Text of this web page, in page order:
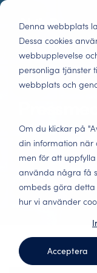
Denna webbplats
Dessa cookies
webbupplevelse
personliga tjänster
webbplats och
Om du klickar på
din information när
men för att
använda några få
ombeds göra detta
hur vi använder
Acceptera
Skip
main
content.
Tenant
Få ut maximalt
– ta reda på
kunderna tycker
Få ut maximalt
kunders
AktivBo
medarbetare
smartare
investeringar.
Underlag för
och
kunddrivet
ert
Insights
Här får du
Blogg
Fördjupa dig
tenant
och läs om
andra i
har lyckats.
Här hittar
senaste